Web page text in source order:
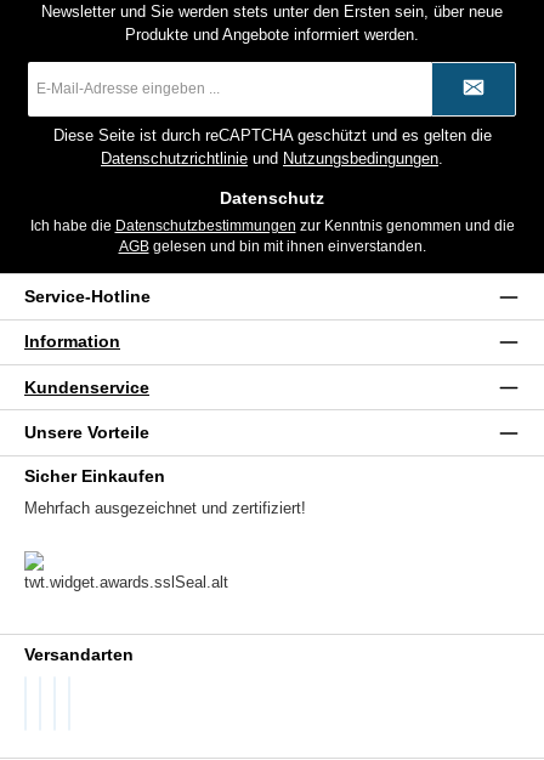
Newsletter und Sie werden stets unter den Ersten sein, über neue
Produkte und Angebote informiert werden.
Mail-
Diese Seite ist durch reCAPTCHA geschützt und es gelten die
Datenschutzrichtlinie und Nutzungsbedingungen
Datenschutz
Ich habe die Datenschutzbestimmungen
AGBgelesen und bin mit ihnen einverstanden.
Service-Hotline
Information
Kundenservice
Unsere Vorteile
Sicher Einkaufen
Mehrfach ausgezeichnet und zertifiziert!
Versandarten